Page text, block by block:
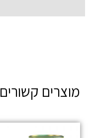
מוצרים קשורים